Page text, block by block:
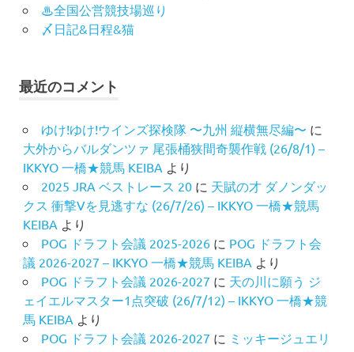
♨︎全国公営競技場巡り
〆日記&日程&猫
最近のコメント
ゆけ!ゆけ!ウインズ探検隊 〜九州 縦横無尽編〜 に
大外からバルダンツァ 尾張桶狭間奇襲作戦 (26/8/1) –
IKKYO 一橋★競馬 KEIBA より
2025 JRA ベストレース 20に 天賦の才 ダノンダッ
クス 衝撃Vを見逃すな (26/7/26) – IKKYO 一橋★競馬
KEIBA より
POG ドラフト会議 2025-2026に POG ドラフト会
議 2026-2027 – IKKYO 一橋★競馬 KEIBA より
POG ドラフト会議 2026-2027 に 天の川に願う ジ
ェイエルマスター1点突破 (26/7/12) – IKKYO 一橋★競
馬 KEIBA より
POG ドラフト会議 2026-2027 に ミッキージュエリ